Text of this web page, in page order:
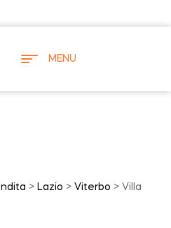
MENU
> Lazio > Viterbo > Villa